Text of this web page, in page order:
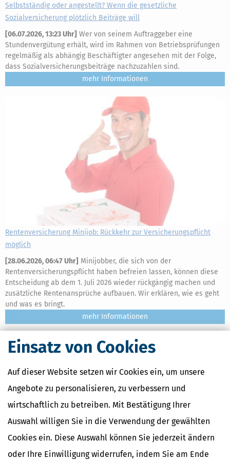
Einsatz von Cookies
Auf dieser Website setzen wir Cookies ein, um unsere
Angebote zu personalisieren, zu verbessern und
wirtschaftlich zu betreiben. Mit Bestätigung Ihrer
Auswahl willigen Sie in die Verwendung der gewählten
Cookies ein. Diese Auswahl können Sie jederzeit ändern
oder Ihre Einwilligung widerrufen, indem Sie am Ende
Selbstständig oder angestellt? Wenn die gesetzliche
Sozialversicherung plötzlich Beiträge will
[06.07.2026, 13:23 Uhr] Wer von seinem Auftraggeber eine
Stundenvergütung erhält, wird im Rahmen von Betriebsprüfungen
regelmäßig als abhängig Beschäftigter angesehen mit der Folge,
dass Sozialversicherungsbeiträge nachzuzahlen sind.
mehr
Rentenversicherung Minijob: Rückkehr zur Versicherungspflicht
möglich
[28.06.2026, 06:47 Uhr] Minijobber, die sich von der
Rentenversicherungspflicht haben befreien lassen, können diese
Entscheidung ab dem 1. Juli 2026 wieder rückgängig machen und
zusätzliche Rentenansprüche aufbauen. Wir erklären, wie es geht
und was es bringt.
mehr